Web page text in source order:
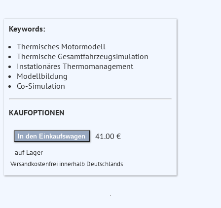
Keywords:
Thermisches Motormodell
Thermische Gesamtfahrzeugsimulation
Instationäres Thermomanagement
Modellbildung
Co-Simulation
KAUFOPTIONEN
In den Einkaufswagen 41.00 €
auf Lager
Versandkostenfrei innerhalb Deutschlands